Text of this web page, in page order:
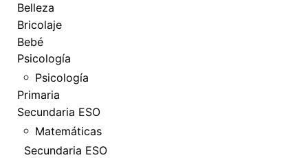
Belleza
Bricolaje
Bebé
Psicología
Psicología
Primaria
Secundaria ESO
Matemáticas
Secundaria ESO